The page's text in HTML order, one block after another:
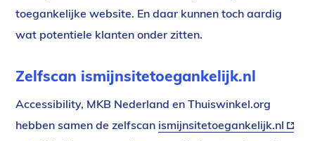
toegankelijke website. En daar kunnen toch aardig
wat potentiele klanten onder zitten.
Zelfscan ismijnsitetoegankelijk.nl
Accessibility, MKB Nederland en Thuiswinkel.org
hebben samen de zelfscan ismijnsitetoegankelijk.nl